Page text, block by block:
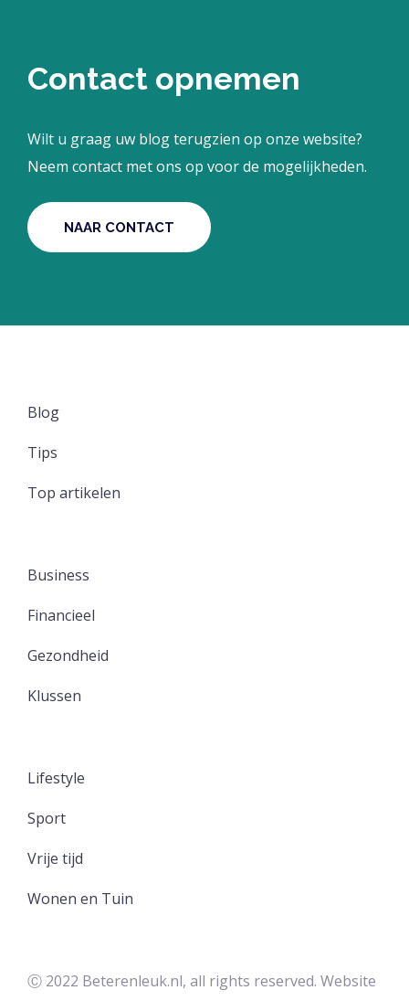
Blog
Tips
Top artikelen
Business
Financieel
Gezondheid
Klussen
Lifestyle
Sport
Vrije tijd
Wonen en Tuin
Ⓒ 2022 Beterenleuk.nl, all rights reserved. Website
Contact opnemen
Wilt u graag uw blog terugzien op onze website?
Neem contact met ons op voor de mogelijkheden.
NAAR CONTACT